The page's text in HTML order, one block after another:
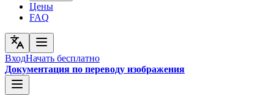
Цены
FAQ
ВходНачать бесплатно
Документация по переводу изображения